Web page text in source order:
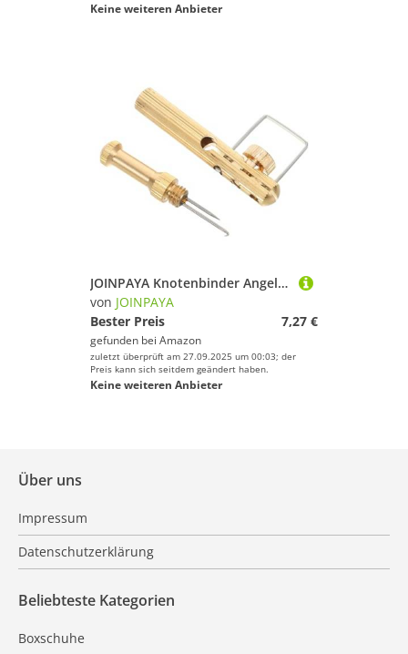
Keine weiteren Anbieter
JOINPAYA Knotenbinder Angelschnur Werkzeug aus Kupfer Schnelles Bindegerät für Angelhaken für Süßwasser und Meeresangeln Einfaches Manuelles Knotenbinden für Angler
von JOINPAYA
Bester Preis
7,27 €
gefunden bei Amazon
zuletzt überprüft am 27.09.2025 um 00:03; der
Preis kann sich seitdem geändert haben.
Keine weiteren Anbieter
Über uns
Impressum
Datenschutzerklärung
Beliebteste Kategorien
Boxschuhe